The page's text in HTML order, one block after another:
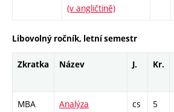
(v angličtině)
Libovolný ročník, letní semestr
Zkratka Název J. Kr.
MBA
Analýza
cs 5